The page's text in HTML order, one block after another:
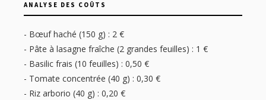
ANALYSE DES COÛTS
- Bœuf haché (150 g) : 2 €
- Pâte à lasagne fraîche (2 grandes feuilles) : 1 €
- Basilic frais (10 feuilles) : 0,50 €
- Tomate concentrée (40 g) : 0,30 €
- Riz arborio (40 g) : 0,20 €